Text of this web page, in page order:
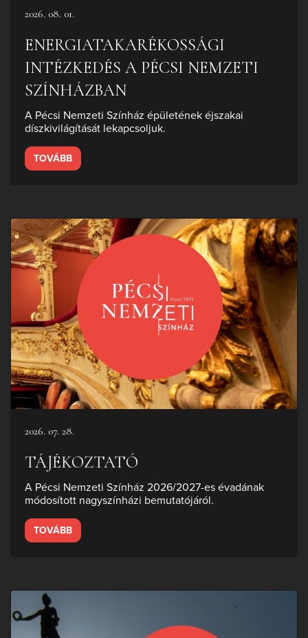
2026. 08. 01.
ENERGIATAKARÉKOSSÁGI
INTÉZKEDÉS A PÉCSI NEMZETI
SZÍNHÁZBAN
A Pécsi Nemzeti Színház épületének éjszakai
díszkivilágítását lekapcsoljuk.
TOVÁBB
2026. 07. 28.
TÁJÉKOZTATÓ
A Pécsi Nemzeti Színház 2026/2027-es évadának
módosított nagyszínházi bemutatójáról.
TOVÁBB